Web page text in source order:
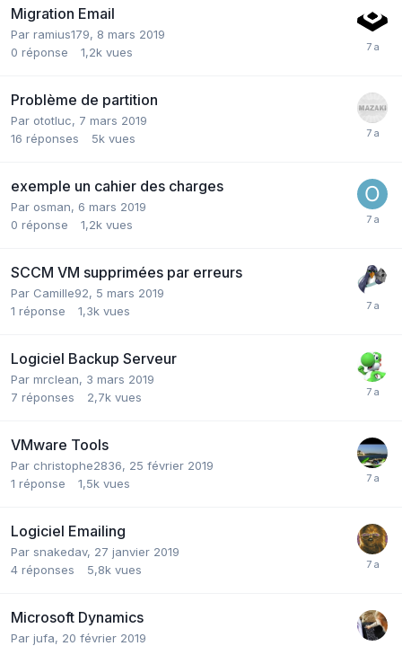
Migration Email
Par ramius179, 8 mars 2019
0 réponse 1,2k vues
Problème de partition
Par ototluc, 7 mars 2019
16 réponses 5k vues
exemple un cahier des charges
Par osman, 6 mars 2019
0 réponse 1,2k vues
SCCM VM supprimées par erreurs
Par Camille92, 5 mars 2019
1 réponse 1,3k vues
Logiciel Backup Serveur
Par mrclean, 3 mars 2019
7 réponses 2,7k vues
VMware Tools
Par christophe2836, 25 février 2019
1 réponse 1,5k vues
Logiciel Emailing
Par snakedav, 27 janvier 2019
4 réponses 5,8k vues
Microsoft Dynamics
Par jufa, 20 février 2019